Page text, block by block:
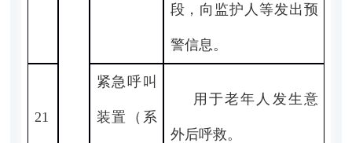
段，向监护人等发出预
警信息。
21
紧急呼叫
装置（系
用于老年人发生意
外后呼救。